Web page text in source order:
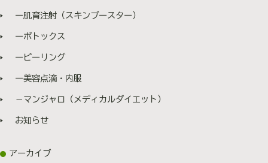
ー肌育注射（スキンブースター）
ーボトックス
ーピーリング
ー美容点滴・内服
－マンジャロ（メディカルダイエット）
お知らせ
アーカイブ